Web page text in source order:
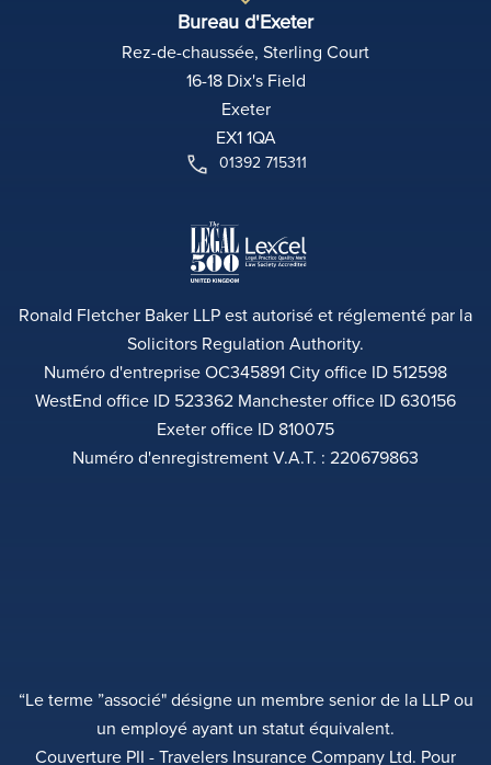
Bureau d'Exeter
Rez-de-chaussée, Sterling Court
16-18 Dix's Field
Exeter
EX1 1QA
01392 715311
Ronald Fletcher Baker LLP est autorisé et réglementé par la
Solicitors Regulation Authority.
Numéro d'entreprise OC345891 City office ID 512598
WestEnd office ID 523362 Manchester office ID 630156
Exeter office ID 810075
Numéro d'enregistrement V.A.T. : 220679863
“Le terme ”associé" désigne un membre senior de la LLP ou
un employé ayant un statut équivalent.
Couverture PII - Travelers Insurance Company Ltd. Pour